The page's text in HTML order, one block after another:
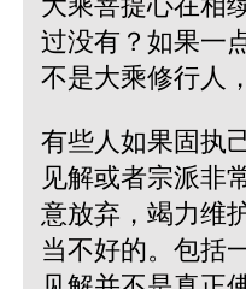
过没有？如果一
不是大乘修行人
有些人如果固执
见解或者宗派非
意放弃，竭力维
当不好的。包括